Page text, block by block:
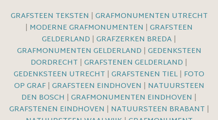
GRAFSTEEN TEKSTEN | GRAFMONUMENTEN UTRECHT
| MODERNE GRAFMONUMENTEN | GRAFSTEEN
GELDERLAND | GRAFZERKEN BREDA|
GRAFMONUMENTEN GELDERLAND | GEDENKSTEEN
DORDRECHT | GRAFSTENEN GELDERLAND |
GEDENKSTEEN UTRECHT | GRAFSTENEN TIEL| FOTO
OP GRAF| GRAFSTEEN EINDHOVEN | NATUURSTEEN
DEN BOSCH | GRAFMONUMENTEN EINDHOVEN |
GRAFSTENEN EINDHOVEN | NATUURSTEEN BRABANT |